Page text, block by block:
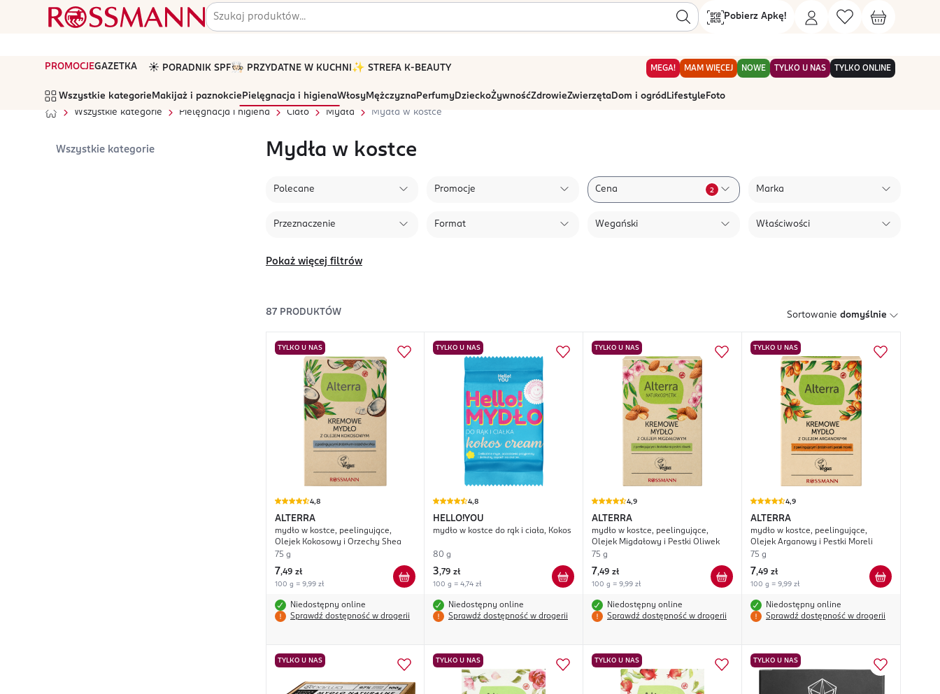
Pobierz Apkę!
PROMOCJEGAZETKA ☀️ PORADNIK SPF🧑🏻‍🍳 PRZYDATNE W KUCHNI ✨ STREFA K-BEAUTY MEGA! MAM WIĘCEJ NOWE TYLKO U NAS TYLKO ONLINE
Wszystkie kategorie Makijaż i paznokcie Pielęgnacja i higienaWłosyMężczyznaPerfumyDzieckoŻywnośćZdrowieZwierzętaDom i ogród Lifestyle Foto
Wszystkie kategorie
Pielęgnacja i higiena Ciało Mydła Mydła w kostce
Wszystkie kategorie Mydła w kostce
Polecane Promocje Cena 2 Marka
Przeznaczenie Format Wegański Właściwości
Pokaż więcej filtrów
87 PRODUKTÓW Sortowanie domyślnie
TYLKO U NAS
4,8
ALTERRA
mydło w kostce, peelingujące,
Olejek Kokosowy i Orzechy Shea
75 g
7,49 zł
100 g = 9,99 zł
Niedostępny online
Sprawdź dostępność w drogerii
TYLKO U NAS
4,8
HELLO!YOU
mydło w kostce do rąk i ciała, Kokos
80 g
3,79 zł
100 g = 4,74 zł
Niedostępny online
Sprawdź dostępność w drogerii
TYLKO U NAS
4,9
ALTERRA
mydło w kostce, peelingujące,
Olejek Migdałowy i Pestki Oliwek
75 g
7,49 zł
100 g = 9,99 zł
Niedostępny online
Sprawdź dostępność w drogerii
TYLKO U NAS
4,9
ALTERRA
mydło w kostce, peelingujące,
Olejek Arganowy i Pestki Moreli
75 g
7,49 zł
100 g = 9,99 zł
Niedostępny online
Sprawdź dostępność w drogerii
TYLKO U NAS TYLKO U NAS TYLKO U NAS TYLKO U NAS